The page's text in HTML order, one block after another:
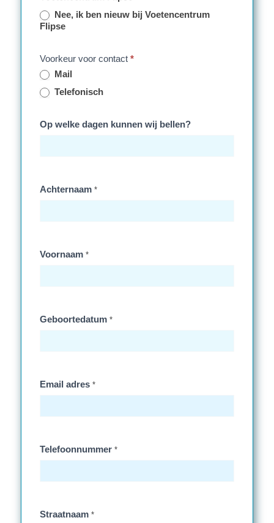
Nee, ik ben nieuw bij Voetencentrum
Flipse
Voorkeur voor contact *
Mail
Telefonisch
Op welke dagen kunnen wij bellen?
Achternaam *
Voornaam *
Geboortedatum *
Email adres *
Telefoonnummer *
Straatnaam *